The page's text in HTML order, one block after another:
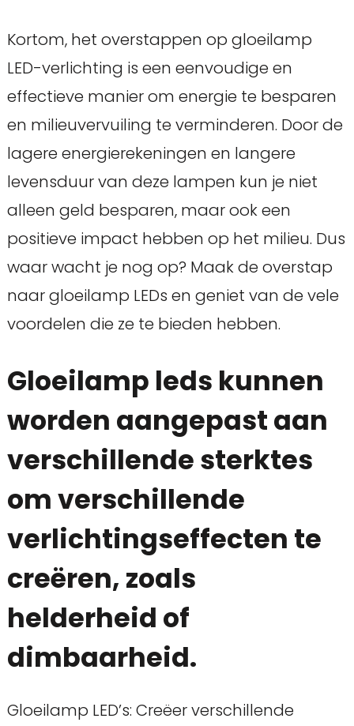
Kortom, het overstappen op gloeilamp
LED-verlichting is een eenvoudige en
effectieve manier om energie te besparen
en milieuvervuiling te verminderen. Door de
lagere energierekeningen en langere
levensduur van deze lampen kun je niet
alleen geld besparen, maar ook een
positieve impact hebben op het milieu. Dus
waar wacht je nog op? Maak de overstap
naar gloeilamp LEDs en geniet van de vele
voordelen die ze te bieden hebben.
Gloeilamp leds kunnen
worden aangepast aan
verschillende sterktes
om verschillende
verlichtingseffecten te
creëren, zoals
helderheid of
dimbaarheid.
Gloeilamp LED’s: Creëer verschillende